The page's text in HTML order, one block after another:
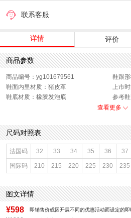
联系客服
详情 评价
商品参数
商品编号：yg101679561
鞋跟
鞋面内里材质：猪皮革
上市
鞋底材质：橡胶发泡底
参考
色系：
闭合方式：套脚
前掌
款式季节：春季
配跟
鞋垫材质：牛剖层革
鞋头
鞋面材质：牛剖层革
鞋面
参考鞋长(女)：24.5CM
制鞋
皮质特征：牛皮革
里料
风格：休闲
查看更多
尺码对照表
法国码 32 33 34 35 36 37
国际码 210 215 220 225 230 235
图文详情
¥598 即销售价或因开展不同的优惠活动而设定的即